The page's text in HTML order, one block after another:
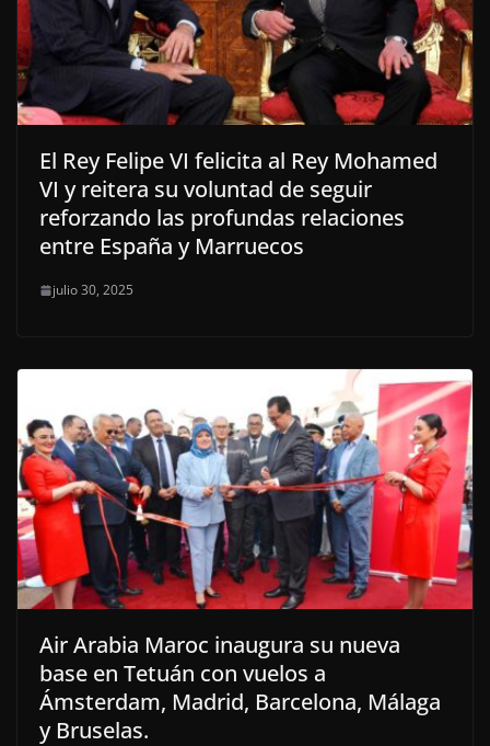
El Rey Felipe VI felicita al Rey Mohamed
VI y reitera su voluntad de seguir
reforzando las profundas relaciones
entre España y Marruecos
julio 30, 2025
Air Arabia Maroc inaugura su nueva
base en Tetuán con vuelos a
Ámsterdam, Madrid, Barcelona, Málaga
y Bruselas.